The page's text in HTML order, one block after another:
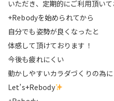
いただき、定期的にご利用頂いて
+Rebodyを始められてから
自分でも姿勢が良くなったと
体感して頂けております！
今後も疲れにくい
動かしやすいカラダづくりの為に
Let’s+Rebody